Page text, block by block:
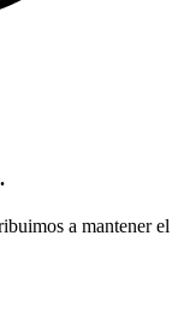
a mantener el